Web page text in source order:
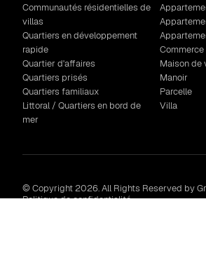
Communautés résidentielles de
villas
Quartiers en développement
rapide
Quartier d'affaires
Quartiers prisés
Quartiers familiaux
Littoral / Quartiers en bord de
mer
Commerce
Maison de
Manoir
Parcelle
Villa
© Copyright 2026. All Rights Reserved by
Politique de confidentialité